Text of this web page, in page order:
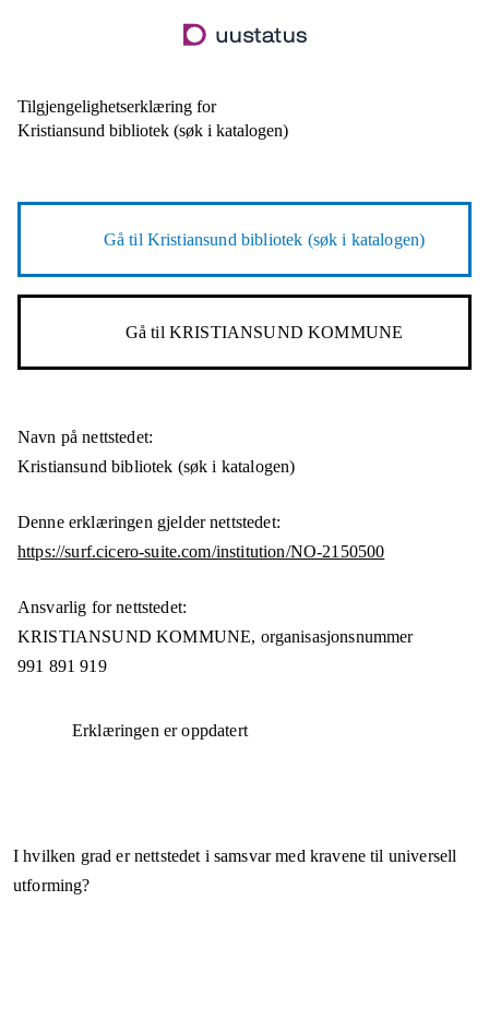
til
Tilgjengelighetserklæring for
Kristiansund bibliotek (søk i katalogen)
Gå til Kristiansund bibliotek (søk i katalogen)
Gå til KRISTIANSUND KOMMUNE
Navn på nettstedet:
Kristiansund bibliotek (søk i katalogen)
Denne erklæringen gjelder nettstedet:
https://surf.cicero-suite.com/institution/NO-2150500
Ansvarlig for nettstedet:
KRISTIANSUND KOMMUNE, organisasjonsnummer
991 891 919
Erklæringen er oppdatert
I hvilken grad er nettstedet i samsvar med kravene til universell
utforming?